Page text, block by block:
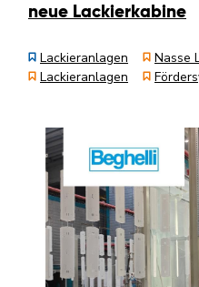
neue Lackierkabine
Lackieranlagen
Nasse
Lackieranlagen